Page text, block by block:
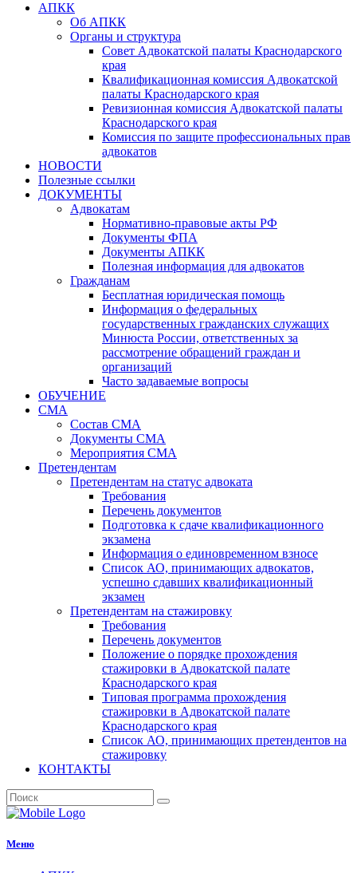
АПКК
Об АПКК
Органы и структура
Совет Адвокатской палаты Краснодарского
края
Квалификационная комиссия Адвокатской
палаты Краснодарского края
Ревизионная комиссия Адвокатской палаты
Краснодарского края
Комиссия по защите профессиональных прав
адвокатов
НОВОСТИ
Полезные ссылки
ДОКУМЕНТЫ
Адвокатам
Нормативно-правовые акты РФ
Документы ФПА
Документы АПКК
Полезная информация для адвокатов
Гражданам
Бесплатная юридическая помощь
Информация о федеральных
государственных гражданских служащих
Минюста России, ответственных за
рассмотрение обращений граждан и
организаций
Часто задаваемые вопросы
ОБУЧЕНИЕ
СМА
Состав СМА
Документы СМА
Мероприятия СМА
Претендентам
Претендентам на статус адвоката
Требования
Перечень документов
Подготовка к сдаче квалификационного
экзамена
Информация о единовременном взносе
Список АО, принимающих адвокатов,
успешно сдавших квалификационный
экзамен
Претендентам на стажировку
Требования
Перечень документов
Положение о порядке прохождения
стажировки в Адвокатской палате
Краснодарского края
Типовая программа прохождения
стажировки в Адвокатской палате
Краснодарского края
Список АО, принимающих претендентов на
стажировку
КОНТАКТЫ
Меню